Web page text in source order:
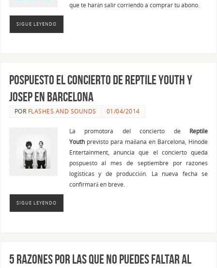
que te harán salir corriendo a comprar tu abono.
SIGUE LEYENDO
Pospuesto el concierto de Reptile Youth y
Josep en Barcelona
POR FLASHES AND SOUNDS 01/04/2014
La promotora del concierto de Reptile
Youthprevisto para mañana en Barcelona, Hinode
Entertainment, anuncia que el concierto queda
pospuesto al mes de septiembre por razones
logísticas y de producción. La nueva fecha se
confirmará en breve.
SIGUE LEYENDO
5 razones por las que no puedes faltar al